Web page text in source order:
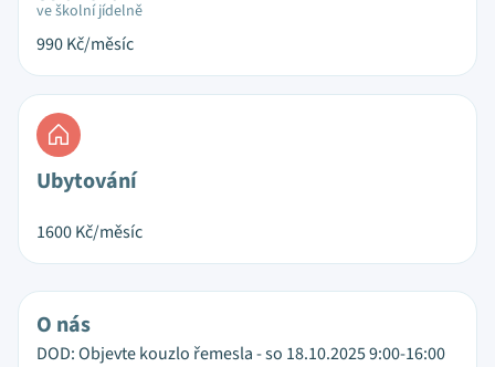
ve školní jídelně
990Kč/měsíc
Ubytování
1600Kč/měsíc
O nás
DOD: Objevte kouzlo řemesla - so 18.10.2025 9:00-16:00